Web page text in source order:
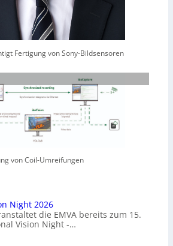
Fertigung von Sony-Bildsensoren
von Coil-Umreifungen
Night 2026
die EMVA bereits zum 15.
Vision Night -…